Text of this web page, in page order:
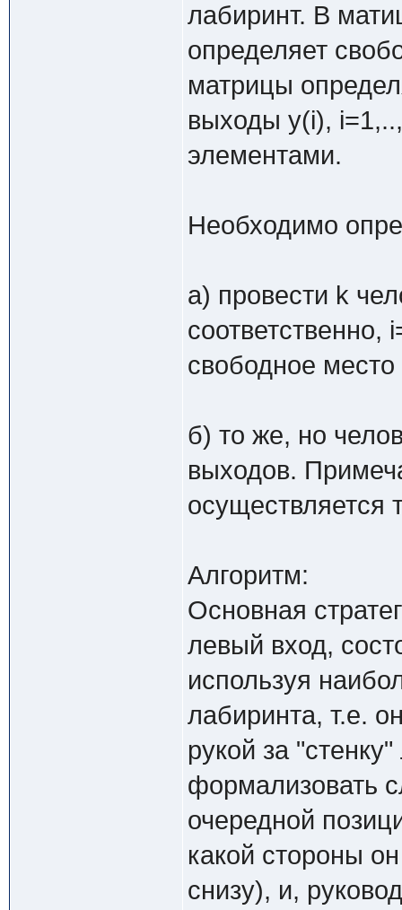
лабиринт. B
определяет
матрицы
выходы y(i),
элементами.
Необходимо
а) провести k
свободное
б) то же, но
выходов.
осуществляется
Алгоритм:
Основная
левый вход,
используя
лабиринта, т.е.
рукой за
формализовать
очередной
какой стороны
снизу), и,